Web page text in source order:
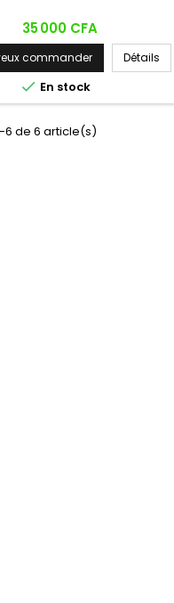
Prix
35 000 CFA
commander Détails
 En stock
6 de 6 article(s)